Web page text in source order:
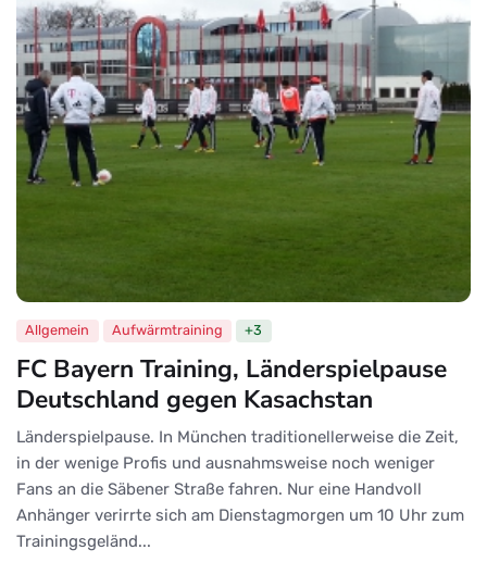
FC Bayern Training, Länderspielpause
Deutschland gegen Kasachstan
Länderspielpause. In München traditionellerweise die Zeit,
in der wenige Profis und ausnahmsweise noch weniger
Fans an die Säbener Straße fahren. Nur eine Handvoll
Anhänger verirrte sich am Dienstagmorgen um 10 Uhr zum
Trainingsgeländ...
Allgemein Aufwärmtraining +3